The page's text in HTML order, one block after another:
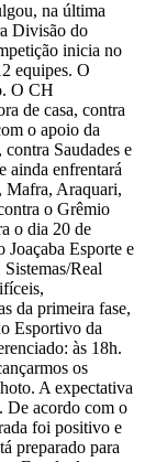
na última
Divisão do
inicia no
equipes. O
O CH
de casa, contra
o apoio da
Saudades e
ainda enfrentará
Mafra, Araquari,
o Grêmio
o dia 20 de
Esporte e
Real
da primeira fase,
Esportivo da
às 18h.
os
A expectativa
De acordo com o
foi positivo e
preparado para